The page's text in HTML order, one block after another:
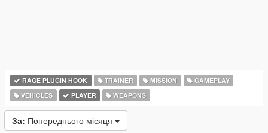
RAGE PLUGIN HOOK TRAINER MISSION
GAMEPLAY
VEHICLES
PLAYER WEAPONS
За: Попереднього місяця